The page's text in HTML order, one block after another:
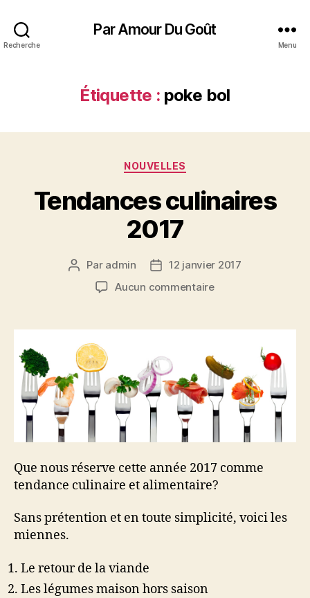
Recherche
Par Amour Du Goût
Menu
Étiquette : poke bol
Catégories
NOUVELLES
Tendances culinaires
2017
Auteur
l’article
Par admin
Date12 janvier 2017
Aucun commentairesur
2017
Que nous réserve cette année 2017 comme
tendance culinaire et alimentaire?
Sans prétention et en toute simplicité, voici les
miennes.
Le retour de la viande
Les légumes maison hors saison